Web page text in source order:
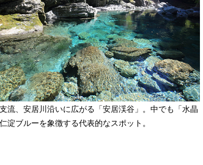
流、安居川沿いに広がる「安居渓谷」。中でも「水晶
淀ブルーを象徴する代表的なスポット。